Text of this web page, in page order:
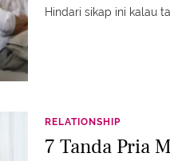
Hindari sikap ini kalau
RELATIONSHIP
7 Tanda Pria